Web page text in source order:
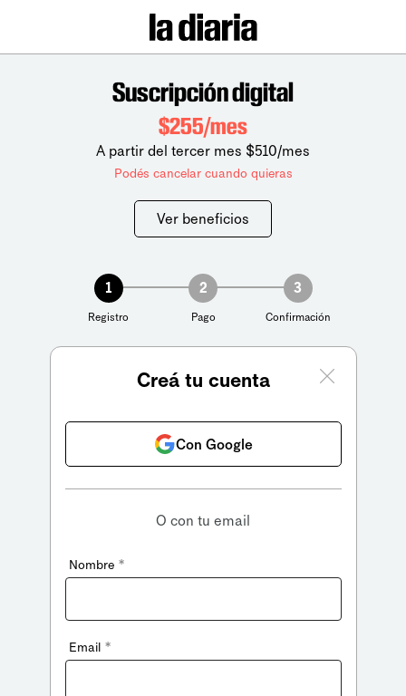
Suscripción digital
$255/mes
A partir del tercer mes $510/mes
Podés cancelar cuando quieras
Ver beneficios
1
Registro
2
Pago
3
Confirmación
Creá tu cuenta
Con Google
O con tu email
Nombre *
Email *